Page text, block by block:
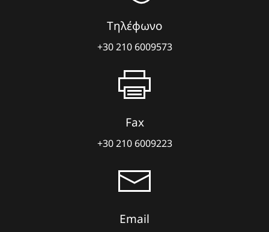
Τηλέφωνο
+30 210 6009573
Fax
+30 210 6009223
Email